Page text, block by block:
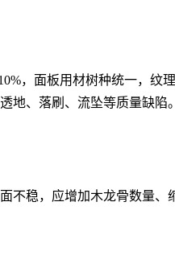
，面板用材树种统一，纹
、落刷、流坠等质量缺
稳，应增加木龙骨数量